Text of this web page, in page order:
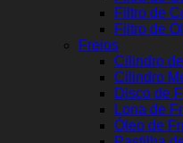
Filtro de
Filtro de
Freios
Cilindro
Cilindro
Disco de
Lona de
Óleo de